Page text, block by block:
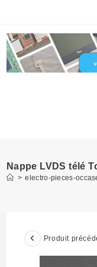
content
Nappe LVDS télé
> electro-pieces-
Produit